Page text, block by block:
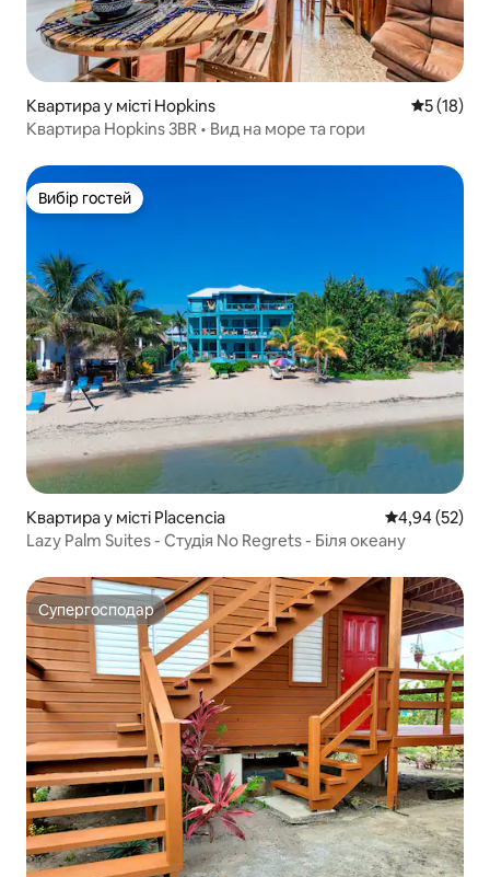
Квартира у місті Hopkins Середня
5 (18)
Квартира Hopkins 3BR • Вид на море та гори
Вибір гостей
Вибір гостей
Квартира у місті Placencia Середня
4,94 (52)
Lazy Palm Suites - Студія No Regrets - Біля океану
Супергосподар
Супергосподар